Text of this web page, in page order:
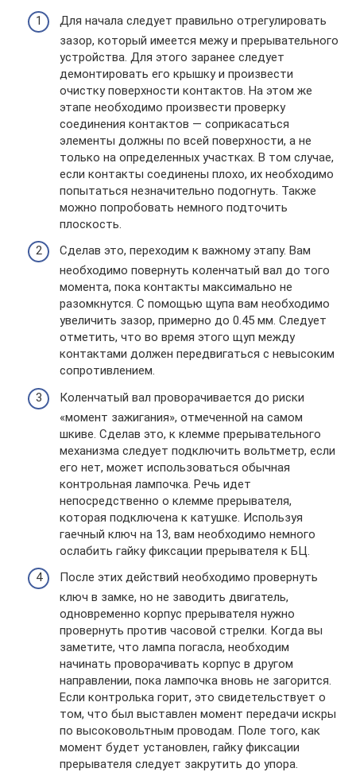
Для начала следует правильно отрегулировать
зазор, который имеется межу и прерывательного
устройства. Для этого заранее следует
демонтировать его крышку и произвести
очистку поверхности контактов. На этом же
этапе необходимо произвести проверку
соединения контактов — соприкасаться
элементы должны по всей поверхности, а не
только на определенных участках. В том случае,
если контакты соединены плохо, их необходимо
попытаться незначительно подогнуть. Также
можно попробовать немного подточить
плоскость.
Сделав это, переходим к важному этапу. Вам
необходимо повернуть коленчатый вал до того
момента, пока контакты максимально не
разомкнутся. С помощью щупа вам необходимо
увеличить зазор, примерно до 0.45 мм. Следует
отметить, что во время этого щуп между
контактами должен передвигаться с невысоким
сопротивлением.
Коленчатый вал проворачивается до риски
«момент зажигания», отмеченной на самом
шкиве. Сделав это, к клемме прерывательного
механизма следует подключить вольтметр, если
его нет, может использоваться обычная
контрольная лампочка. Речь идет
непосредственно о клемме прерывателя,
которая подключена к катушке. Используя
гаечный ключ на 13, вам необходимо немного
ослабить гайку фиксации прерывателя к БЦ.
После этих действий необходимо провернуть
ключ в замке, но не заводить двигатель,
одновременно корпус прерывателя нужно
провернуть против часовой стрелки. Когда вы
заметите, что лампа погасла, необходим
начинать проворачивать корпус в другом
направлении, пока лампочка вновь не загорится.
Если контролька горит, это свидетельствует о
том, что был выставлен момент передачи искры
по высоковольтным проводам. Поле того, как
момент будет установлен, гайку фиксации
прерывателя следует закрутить до упора.